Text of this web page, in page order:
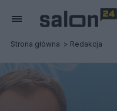
Strona główna Redakcja